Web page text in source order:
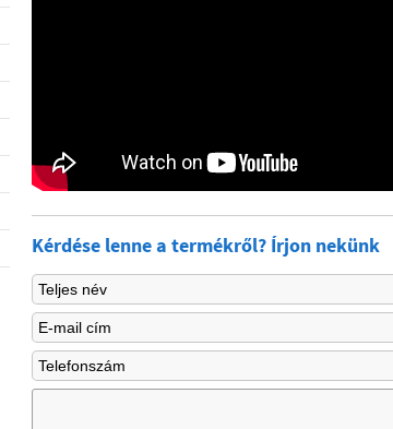
Kérdése lenne a termékről? Írjon nekünk